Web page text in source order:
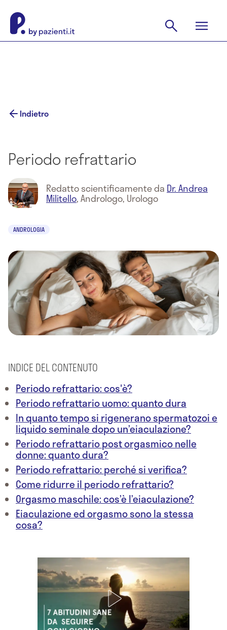
Indietro
Periodo refrattario
Redatto scientificamente da Dr. Andrea
Militello,Andrologo, Urologo
ANDROLOGIA
INDICE DEL CONTENUTO
Periodo refrattario: cos'è?
Periodo refrattario uomo: quanto dura
In quanto tempo si rigenerano spermatozoi e
liquido seminale dopo un’eiaculazione?
Periodo refrattario post orgasmico nelle
donne: quanto dura?
Periodo refrattario: perché si verifica?
Come ridurre il periodo refrattario?
Orgasmo maschile: cos’è l’eiaculazione?
Eiaculazione ed orgasmo sono la stessa
cosa?